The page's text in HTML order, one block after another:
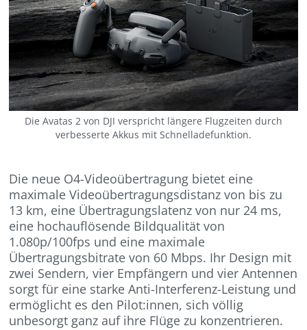
Die Avatas 2 von DJI verspricht längere Flugzeiten durch
verbesserte Akkus mit Schnelladefunktion.
Die neue O4-Videoübertragung bietet eine
maximale Videoübertragungsdistanz von bis zu
13 km, eine Übertragungslatenz von nur 24 ms,
eine hochauflösende Bildqualität von
1.080p/100fps und eine maximale
Übertragungsbitrate von 60 Mbps. Ihr Design mit
zwei Sendern, vier Empfängern und vier Antennen
sorgt für eine starke Anti-Interferenz-Leistung und
ermöglicht es den Pilot:innen, sich völlig
unbesorgt ganz auf ihre Flüge zu konzentrieren.